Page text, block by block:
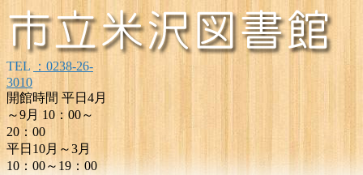
TEL
：0238-26-
3010
開館時間 平日4月
～9月 10：00～
20：00
平日10月～3月
10：00～19：00